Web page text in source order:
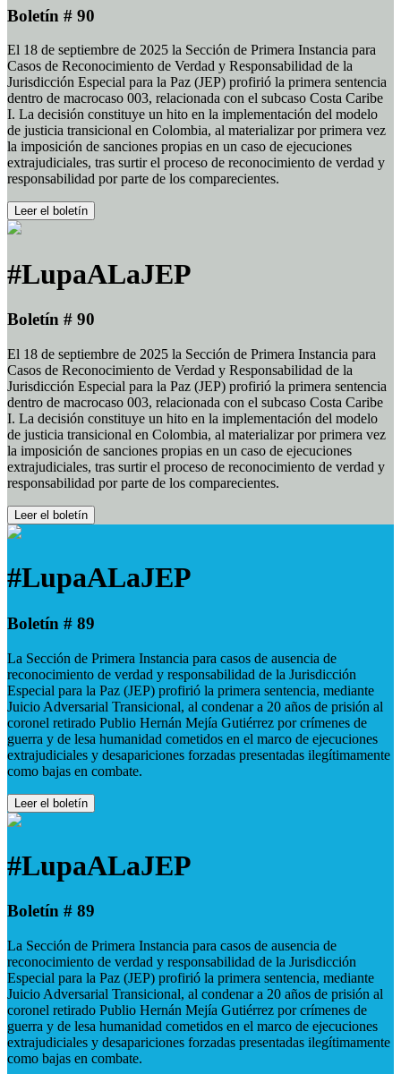
Boletín # 90
El 18 de septiembre de 2025 la Sección de Primera Instancia para
Casos de Reconocimiento de Verdad y Responsabilidad de la
Jurisdicción Especial para la Paz (JEP) profirió la primera sentencia
dentro de macrocaso 003, relacionada con el subcaso Costa Caribe
I. La decisión constituye un hito en la implementación del modelo
de justicia transicional en Colombia, al materializar por primera vez
la imposición de sanciones propias en un caso de ejecuciones
extrajudiciales, tras surtir el proceso de reconocimiento de verdad y
responsabilidad por parte de los comparecientes.
Leer el boletín
#LupaALaJEP
Boletín # 90
El 18 de septiembre de 2025 la Sección de Primera Instancia para
Casos de Reconocimiento de Verdad y Responsabilidad de la
Jurisdicción Especial para la Paz (JEP) profirió la primera sentencia
dentro de macrocaso 003, relacionada con el subcaso Costa Caribe
I. La decisión constituye un hito en la implementación del modelo
de justicia transicional en Colombia, al materializar por primera vez
la imposición de sanciones propias en un caso de ejecuciones
extrajudiciales, tras surtir el proceso de reconocimiento de verdad y
responsabilidad por parte de los comparecientes.
Leer el boletín
#LupaALaJEP
Boletín # 89
La Sección de Primera Instancia para casos de ausencia de
reconocimiento de verdad y responsabilidad de la Jurisdicción
Especial para la Paz (JEP) profirió la primera sentencia, mediante
Juicio Adversarial Transicional, al condenar a 20 años de prisión al
coronel retirado Publio Hernán Mejía Gutiérrez por crímenes de
guerra y de lesa humanidad cometidos en el marco de ejecuciones
extrajudiciales y desapariciones forzadas presentadas ilegítimamente
como bajas en combate.
Leer el boletín
#LupaALaJEP
Boletín # 89
La Sección de Primera Instancia para casos de ausencia de
reconocimiento de verdad y responsabilidad de la Jurisdicción
Especial para la Paz (JEP) profirió la primera sentencia, mediante
Juicio Adversarial Transicional, al condenar a 20 años de prisión al
coronel retirado Publio Hernán Mejía Gutiérrez por crímenes de
guerra y de lesa humanidad cometidos en el marco de ejecuciones
extrajudiciales y desapariciones forzadas presentadas ilegítimamente
como bajas en combate.